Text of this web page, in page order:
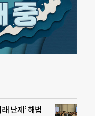
난제’ 해법